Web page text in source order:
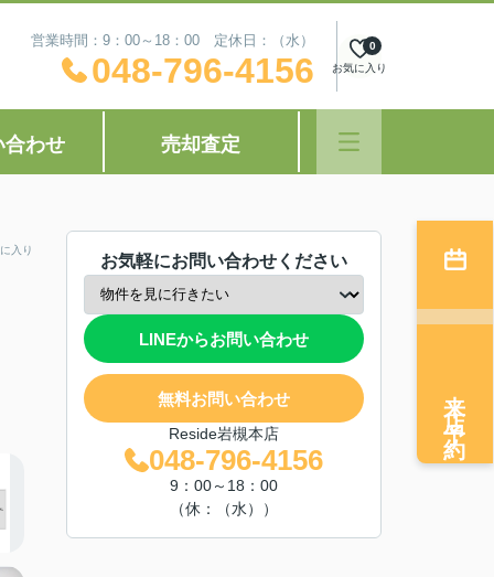
営業時間：9：00～18：00 定休日：（水）
048-796-4156 お気に入り
0
合わせ 売却査定
入り
お気軽にお問い合わせください
LINEからお問い合わせ
無料お問い合わせ
Reside岩槻本店
048-796-4156
9：00～18：00
（休：（水））
来店予約